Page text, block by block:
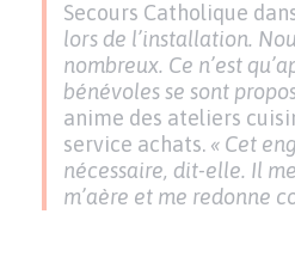
Secours Catholique
lors de l’installation.
nombreux. Ce n’est
bénévoles se sont
anime des ateliers
service achats. « Cet
nécessaire, dit-elle. Il
m’aère et me redonne